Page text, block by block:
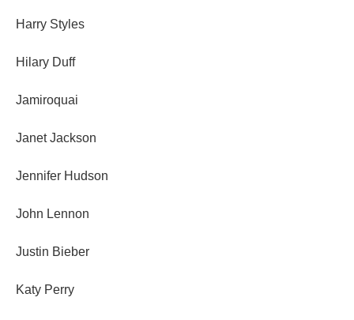
Harry Styles
Hilary Duff
Jamiroquai
Janet Jackson
Jennifer Hudson
John Lennon
Justin Bieber
Katy Perry